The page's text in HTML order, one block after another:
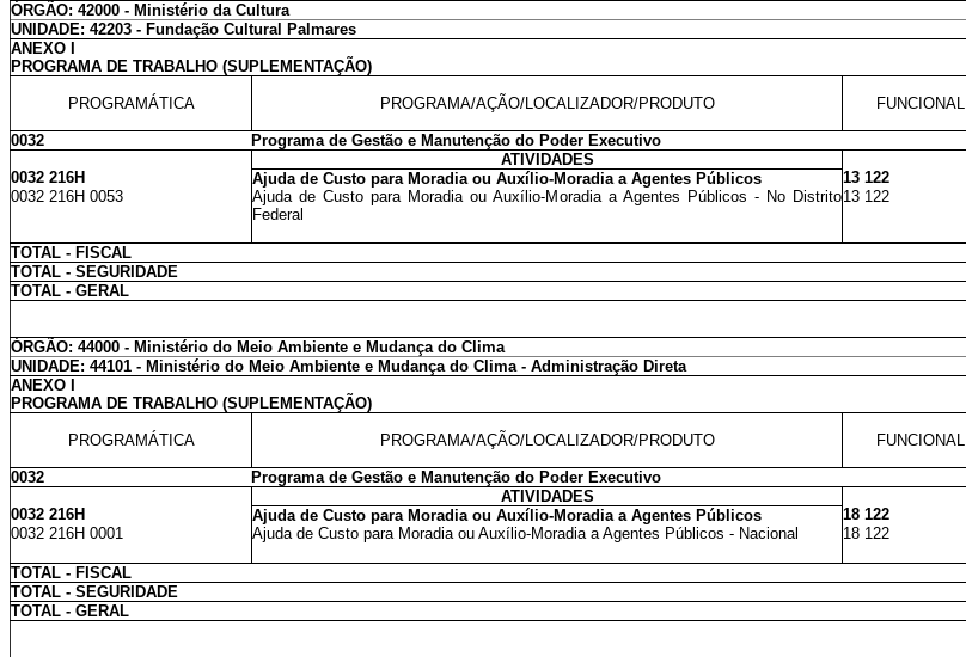
ÓRGÃO: 42000 - Ministério da Cultura
UNIDADE: 42203 - Fundação Cultural Palmares
ANEXO I
PROGRAMA DE TRABALHO (SUPLEMENTAÇÃO)
PROGRAMÁTICA PROGRAMA/AÇÃO/LOCALIZADOR/PRODUTO FUNCIONAL
0032 Programa de Gestão e Manutenção do Poder Executivo
ATIVIDADES
0032 216H
Ajuda de Custo para Moradia ou Auxílio-Moradia a Agentes Públicos 13 122
0032 216H 0053
Ajuda de Custo para Moradia ou Auxílio-Moradia a Agentes Públicos - No Distrito
Federal
13 122
TOTAL - FISCAL
TOTAL - SEGURIDADE
TOTAL - GERAL
ÓRGÃO: 44000 - Ministério do Meio Ambiente e Mudança do Clima
UNIDADE: 44101 - Ministério do Meio Ambiente e Mudança do Clima - Administração Direta
ANEXO I
PROGRAMA DE TRABALHO (SUPLEMENTAÇÃO)
PROGRAMÁTICA PROGRAMA/AÇÃO/LOCALIZADOR/PRODUTO FUNCIONAL
0032 Programa de Gestão e Manutenção do Poder Executivo
ATIVIDADES
0032 216H
Ajuda de Custo para Moradia ou Auxílio-Moradia a Agentes Públicos 18 122
0032 216H 0001
Ajuda de Custo para Moradia ou Auxílio-Moradia a Agentes Públicos - Nacional 18 122
TOTAL - FISCAL
TOTAL - SEGURIDADE
TOTAL - GERAL